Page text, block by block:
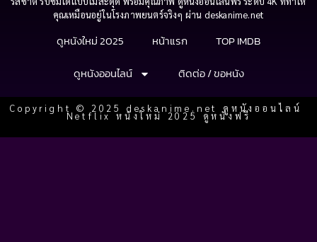
คุณเหมือนอยู่ในโรงภาพยนตร์จริงๆ ผ่าน deskanime.net
ดูหนังใหม่ 2025 หน้าแรก
TOP IMDB
ดูหนังออนไลน์
ติดต่อ / ขอหนัง
Copyright © 2025 deskanime.net ดูหนังออนไลน์
Netflix หนังใหม่ 2025 ดูหนังฟรี